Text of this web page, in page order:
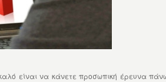
είναι να κάνετε προσωπική έρευνα